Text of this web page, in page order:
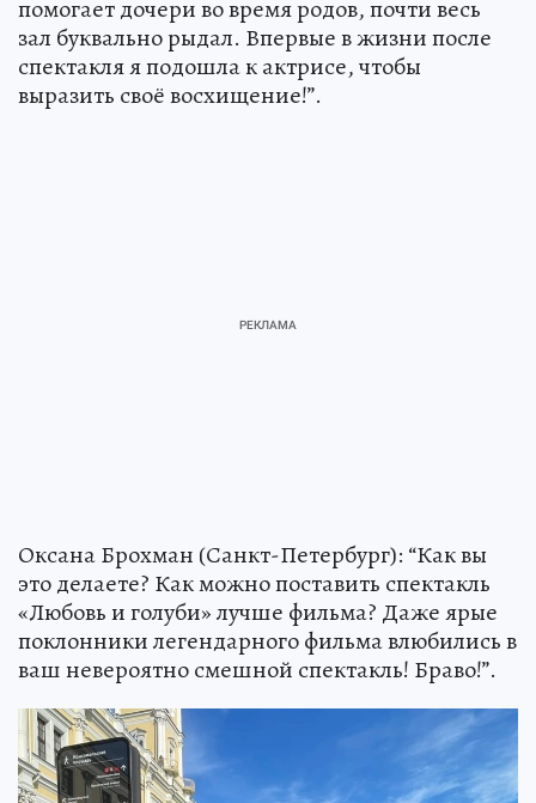
помогает дочери во время родов, почти весь
зал буквально рыдал. Впервые в жизни после
спектакля я подошла к актрисе, чтобы
выразить своё восхищение!”.
Оксана Брохман (Санкт-Петербург): “Как вы
это делаете? Как можно поставить спектакль
«Любовь и голуби» лучше фильма? Даже ярые
поклонники легендарного фильма влюбились в
ваш невероятно смешной спектакль! Браво!”.